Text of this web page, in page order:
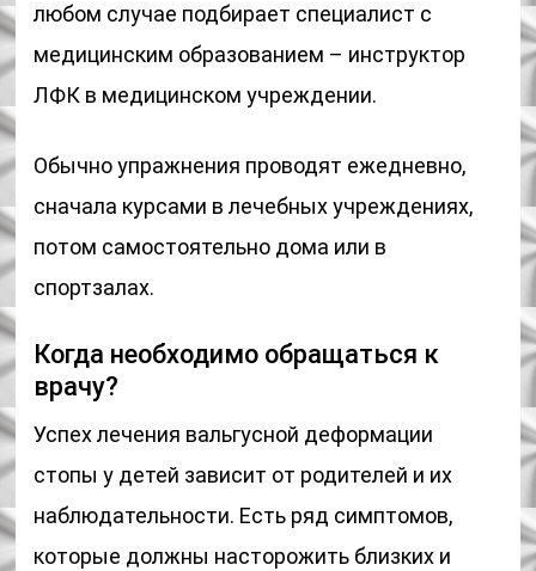
любом случае подбирает специалист с
медицинским образованием – инструктор
ЛФК в медицинском учреждении.
Обычно упражнения проводят ежедневно,
сначала курсами в лечебных учреждениях,
потом самостоятельно дома или в
спортзалах.
Когда необходимо обращаться к
врачу?
Успех лечения вальгусной деформации
стопы у детей зависит от родителей и их
наблюдательности. Есть ряд симптомов,
которые должны насторожить близких и